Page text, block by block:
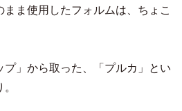
ま使用したフォルムは、ちょこ
プ」から取った、「プルカ」とい